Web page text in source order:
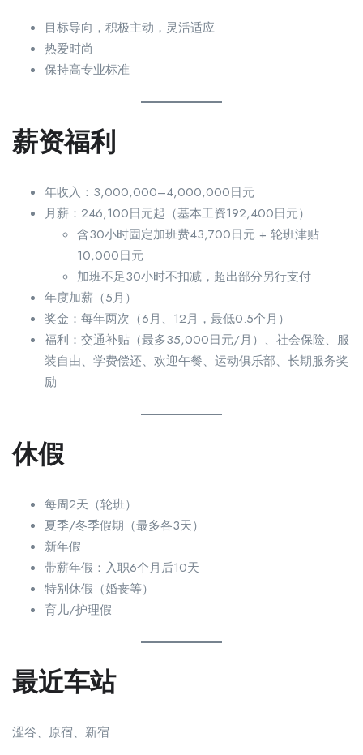
目标导向，积极主动，灵活适应
热爱时尚
保持高专业标准
薪资福利
年收入：3,000,000–4,000,000日元
月薪：246,100日元起（基本工资192,400日元）
含30小时固定加班费43,700日元 + 轮班津贴
10,000日元
加班不足30小时不扣减，超出部分另行支付
年度加薪（5月）
奖金：每年两次（6月、12月，最低0.5个月）
福利：交通补贴（最多35,000日元/月）、社会保险、服
装自由、学费偿还、欢迎午餐、运动俱乐部、长期服务奖
励
休假
每周2天（轮班）
夏季/冬季假期（最多各3天）
新年假
带薪年假：入职6个月后10天
特别休假（婚丧等）
育儿/护理假
最近车站
涩谷、原宿、新宿